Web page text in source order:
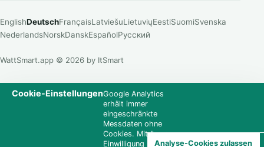
Cookie-EinstellungenGoogle Analytics
erhält immer
eingeschränkte
Messdaten ohne
Cookies. Mit Ihrer
Einwilligung
Analyse-Cookies zulassen
EnglishDeutschFrançaisLatviešuLietuviųEestiSuomiSvenska
NederlandsNorskDanskEspañolРусский
WattSmart.app © 2026 by ItSmart